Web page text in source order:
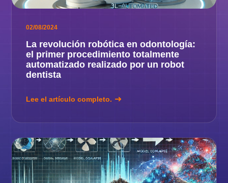
02/08/2024
La revolución robótica en odontología:
el primer procedimiento totalmente
automatizado realizado por un robot
dentista
Lee el artículo completo.